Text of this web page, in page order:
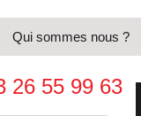
Qui sommes nous ?
26 55 99 63